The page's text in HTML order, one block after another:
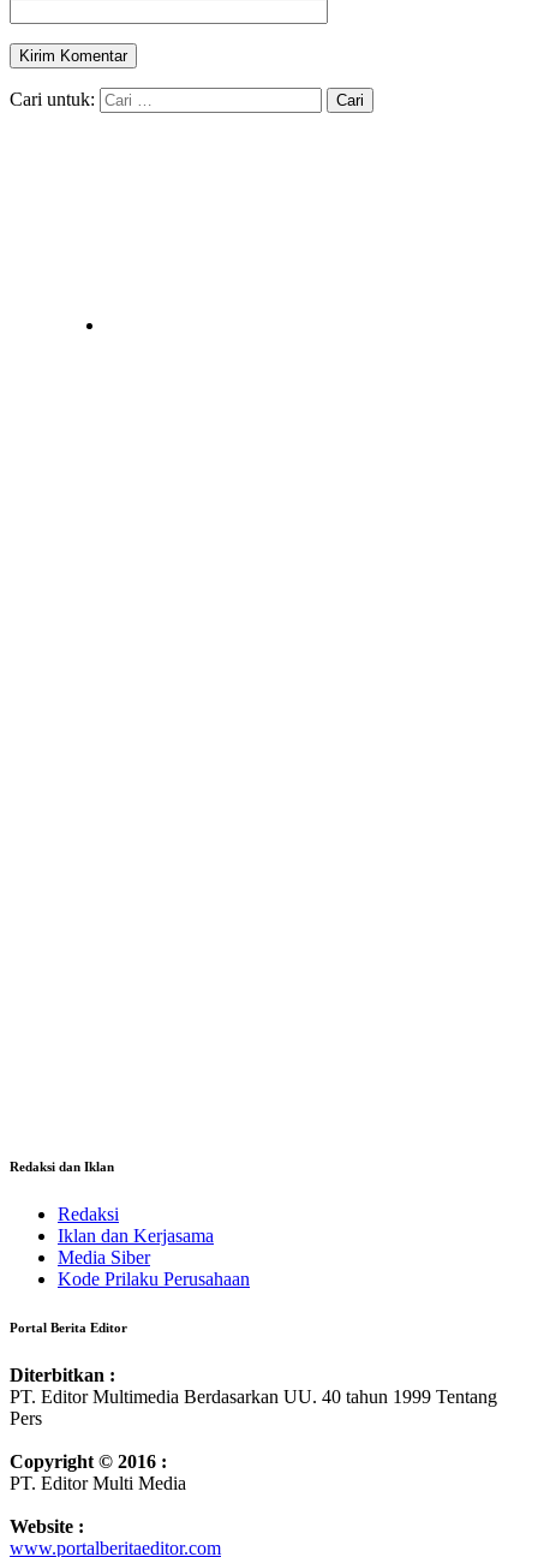
Cari untuk:
Redaksi dan Iklan
Redaksi
Iklan dan Kerjasama
Media Siber
Kode Prilaku Perusahaan
Portal Berita Editor
Diterbitkan :
PT. Editor Multimedia Berdasarkan UU. 40 tahun 1999 Tentang
Pers
Copyright © 2016 :
PT. Editor Multi Media
Website :
www.portalberitaeditor.com